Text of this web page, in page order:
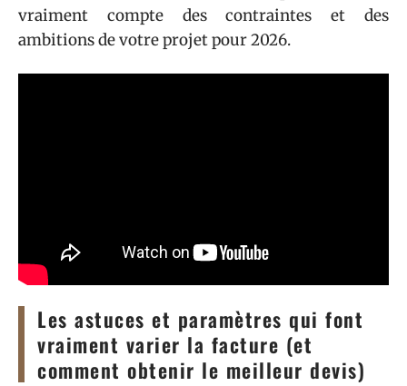
vraiment compte des contraintes et des
ambitions de votre projet pour 2026.
Les astuces et paramètres qui font
vraiment varier la facture (et
comment obtenir le meilleur devis)